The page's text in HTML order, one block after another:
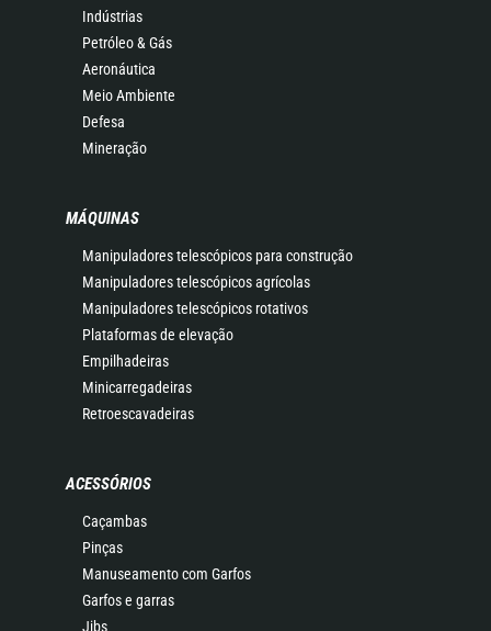
Indústrias
Petróleo & Gás
Aeronáutica
Meio Ambiente
Defesa
Mineração
MÁQUINAS
Manipuladores telescópicos para construção
Manipuladores telescópicos agrícolas
Manipuladores telescópicos rotativos
Plataformas de elevação
Empilhadeiras
Minicarregadeiras
Retroescavadeiras
ACESSÓRIOS
Caçambas
Pinças
Manuseamento com Garfos
Garfos e garras
Jibs